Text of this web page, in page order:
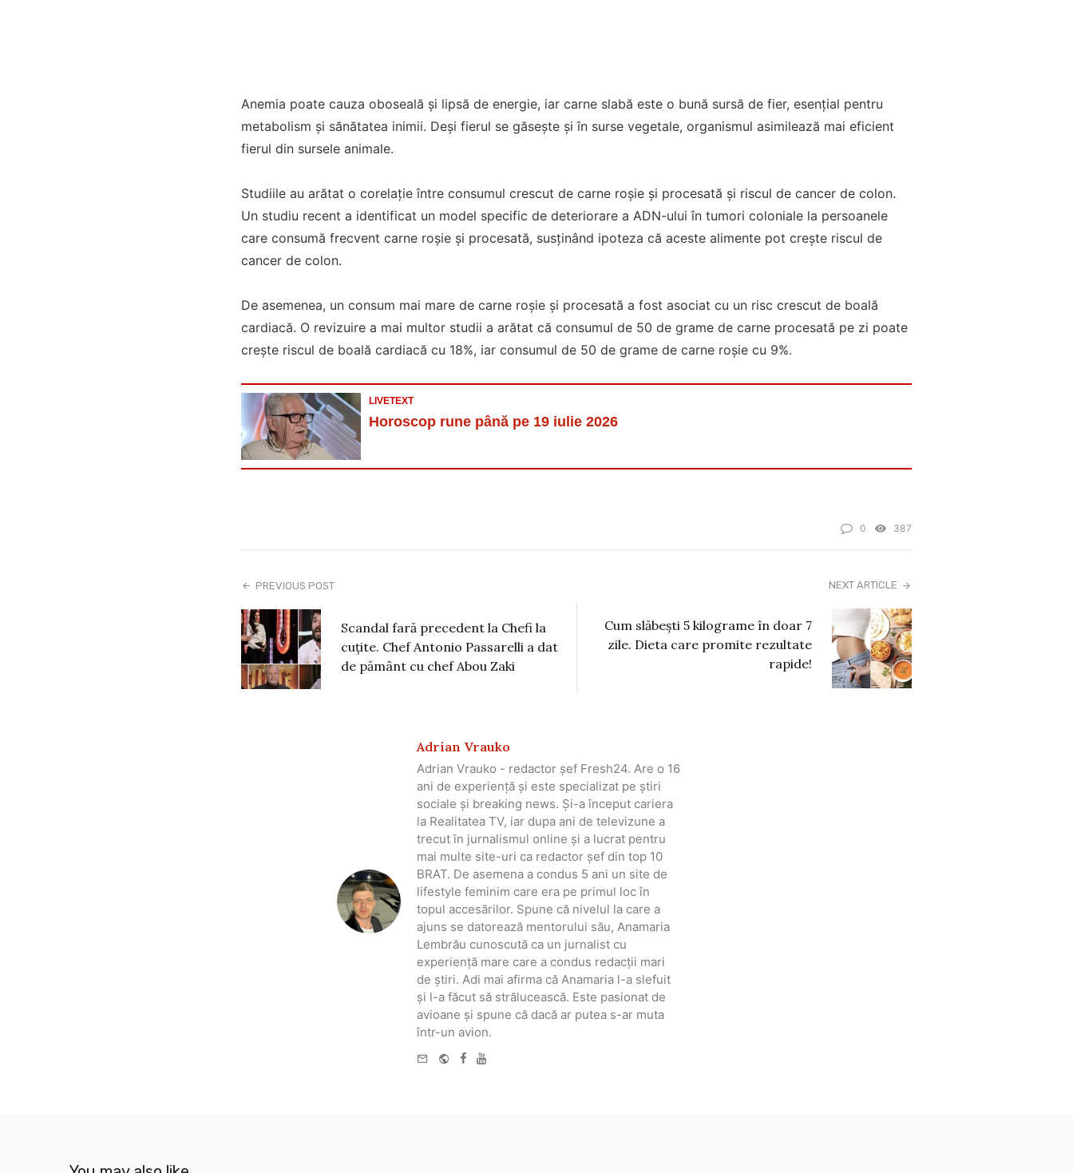
Anemia poate cauza oboseală și lipsă de energie, iar carne slabă este o bună sursă de fier, esențial pentru
metabolism și sănătatea inimii. Deși fierul se găsește și în surse vegetale, organismul asimilează mai eficient
fierul din sursele animale.
Studiile au arătat o corelație între consumul crescut de carne roșie și procesată și riscul de cancer de colon.
Un studiu recent a identificat un model specific de deteriorare a ADN-ului în tumori coloniale la persoanele
care consumă frecvent carne roșie și procesată, susținând ipoteza că aceste alimente pot crește riscul de
cancer de colon.
De asemenea, un consum mai mare de carne roșie și procesată a fost asociat cu un risc crescut de boală
cardiacă. O revizuire a mai multor studii a arătat că consumul de 50 de grame de carne procesată pe zi poate
crește riscul de boală cardiacă cu 18%, iar consumul de 50 de grame de carne roșie cu 9%.
LIVETEXT
Horoscop rune până pe 19 iulie 2026
0 387
PREVIOUS POST
Scandal fară precedent la Chefi la
cuţite. Chef Antonio Passarelli a dat
de pământ cu chef Abou Zaki
NEXT ARTICLE
Cum slăbești 5 kilograme în doar 7
zile. Dieta care promite rezultate
rapide!
Adrian Vrauko
Adrian Vrauko - redactor șef Fresh24. Are o 16
ani de experiență și este specializat pe știri
sociale și breaking news. Și-a început cariera
la Realitatea TV, iar dupa ani de televizune a
trecut în jurnalismul online și a lucrat pentru
mai multe site-uri ca redactor șef din top 10
BRAT. De asemena a condus 5 ani un site de
lifestyle feminim care era pe primul loc în
topul accesărilor. Spune că nivelul la care a
ajuns se datorează mentorului său, Anamaria
Lembrău cunoscută ca un jurnalist cu
experiență mare care a condus redacții mari
de știri. Adi mai afirma că Anamaria l-a slefuit
și l-a făcut să strălucească. Este pasionat de
avioane și spune că dacă ar putea s-ar muta
într-un avion.
e-
WebsiteFacebook